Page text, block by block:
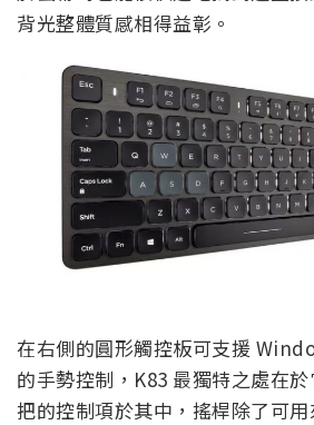
背光整體質感相得益彰。
在右側的圓形觸控板可支援
的手勢控制，K83 最獨特之處在
把的控制項於其中，搖桿除了可